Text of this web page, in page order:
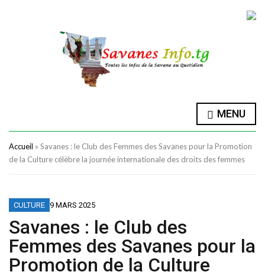
MENU
Accueil » Savanes : le Club des Femmes des Savanes pour la Promotion
de la Culture célèbre la journée internationale des droits des femmes
CULTURE 9 MARS 2025
Savanes : le Club des
Femmes des Savanes pour la
Promotion de la Culture